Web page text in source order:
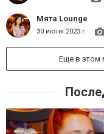
Мята Lounge
30 июня 2023 г.
Еще в этом